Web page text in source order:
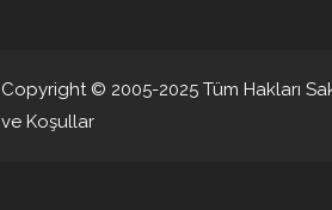
Copyright © 2005-2025 Tüm Hakları
ve Koşullar